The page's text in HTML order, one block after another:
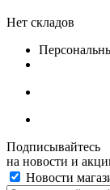
Нет складов
Подписывайтесь
на новости и
Новости